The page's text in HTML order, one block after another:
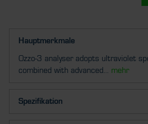
Hauptmerkmale
Ozzo-3 analyser adopts ultraviolet
combined with advanced... mehr
Spezifikation